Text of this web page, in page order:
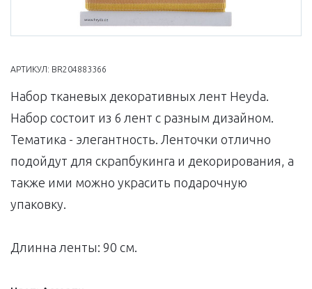
АРТИКУЛ: BR204883366
Набор тканевых декоративных лент Heyda.
Набор состоит из 6 лент с разным дизайном.
Тематика - элегантность. Ленточки отлично
подойдут для скрапбукинга и декорирования, а
также ими можно украсить подарочную
упаковку.
Длинна ленты: 90 см.